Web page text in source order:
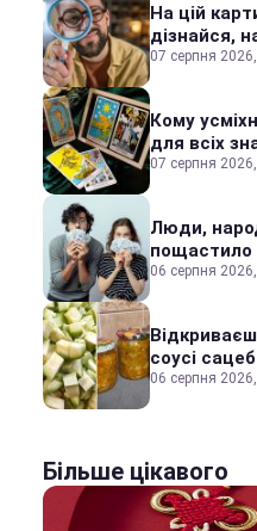
На цій
дізнайся,
07 серпня
Кому
для всіх
07 серпня
Люди,
06 серпня
соусі
06 серпня
Більше цікавого